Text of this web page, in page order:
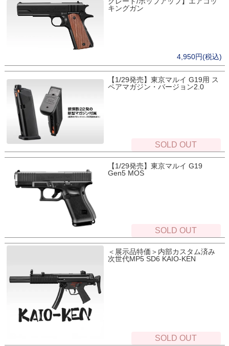
キングガン
4,950円(税込)
【1/29発売】東京マルイ G19用 ス
ペアマガジン・バージョン2.0
SOLD OUT
【1/29発売】東京マルイ G19
Gen5 MOS
SOLD OUT
＜展示品特価＞内部カスタム済み
次世代MP5 SD6 KAIO-KEN
SOLD OUT